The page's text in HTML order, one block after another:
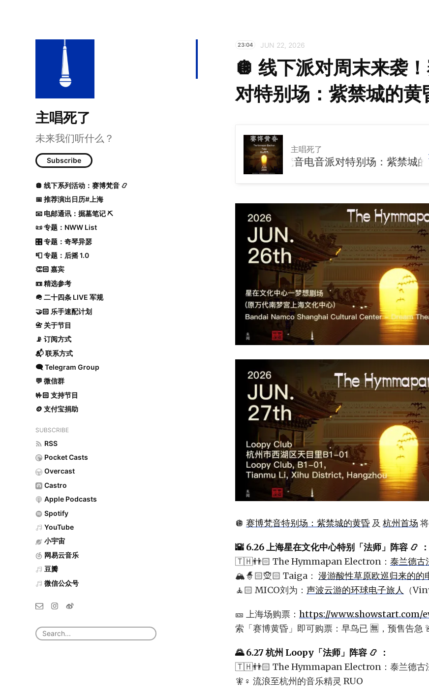
主唱死了
未来我们听什么？
Subscribe
🪩 线下系列活动：赛博梵音 📿
📅 推荐演出日历#上海
📧 电邮通讯：掘墓笔记 ⛏️
📜 专题：NWW List
🎛️ 专题：奇琴异瑟
📮 专题：后摇 1.0
👏🏻 嘉宾
📼 精选参考
🪖 二十四条 LIVE 军规
🤝🏻 乐手速配计划
📇 关于节目
📡 订阅方式
📬 联系方式
🗨️ Telegram Group
💬 微信群
🤟🏻 支持节目
🪙 支付宝捐助
SUBSCRIBE
RSS
Pocket Casts
Overcast
Castro
Apple Podcasts
Spotify
YouTube
小宇宙
网易云音乐
豆瓣
微信公众号
23:04 JUN 22, 2026
🪩 线下派对周末来袭
对特别场：紫禁城的黄
主唱死了
🪩 线下派对周末来袭！赛博梵音电音派对特别场：紫禁城的黄昏
🪩 赛博梵音特别场：紫禁城的黄昏 及 杭州首场
🌇 6.26 上海星在文化中心特别「法师」阵容 📿 ：
🇹🇭👬🏻 The Hymmapan Electron： 泰兰德古
🏔️🧙🏻🧝🏻 Taiga： 漫游酸性草原欧巡归来的的
🧘🏻 MICO刘为： 声波云游的环球电子旅人 （
🎫 上海场购票： https://www.showstart.com/
索「赛博黄昏」即可购票：早鸟已 🈚️，预售告急
🌄 6.27 杭州 Loopy「法师」阵容 📿 ：
🇹🇭👬🏻 The Hymmapan Electron：泰兰德古
🧚♀️ 流浪至杭州的音乐精灵 RUO